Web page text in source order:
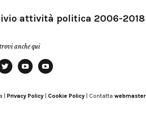
attività politica 2006-2018
anche qui
Modena
| Privacy Policy Cookie Policy | Contatta webmaster